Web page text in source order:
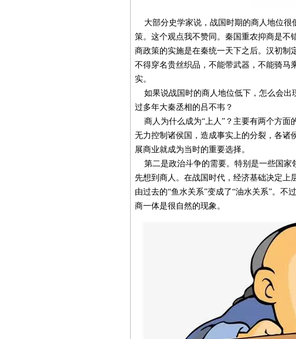
大部分史学家说，战国时期的商人地位很
策。这个观点我不赞同。秦国重农抑商是不
商政策的实施是在秦统一天下之后。汉初制
不得穿名贵丝织品，不能带武器，不能骑马
实。
如果说战国时的商人地位低下，怎么会出
过多年大秦丞相的吕不韦？
商人为什么成为“上人”？主要有两个方面
无力控制诸侯国，造成事实上的分裂，各诸
展商业就成为当时的重要选择。
第二是政治斗争的需要。特别是一些国家
先想到商人。在战国时代，经济基础决定上
由过去的“鱼水关系”变成了“油水关系”。不
商一体是很自然的现象。